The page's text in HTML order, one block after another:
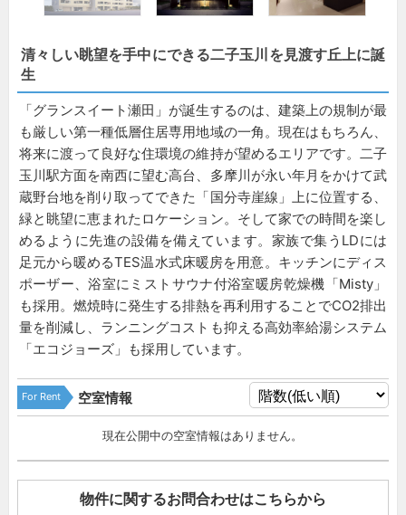
清々しい眺望を手中にできる二子玉川を見渡す丘上に誕
生
「グランスイート瀬田」が誕生するのは、建築上の規制が最
も厳しい第一種低層住居専用地域の一角。現在はもちろん、
将来に渡って良好な住環境の維持が望めるエリアです。二子
玉川駅方面を南西に望む高台、多摩川が永い年月をかけて武
蔵野台地を削り取ってできた「国分寺崖線」上に位置する、
緑と眺望に恵まれたロケーション。そして家での時間を楽し
めるように先進の設備を備えています。家族で集うLDには
足元から暖めるTES温水式床暖房を用意。キッチンにディス
ポーザー、浴室にミストサウナ付浴室暖房乾燥機「Misty」
も採用。燃焼時に発生する排熱を再利用することでCO2排出
量を削減し、ランニングコストも抑える高効率給湯システム
「エコジョーズ」も採用しています。
For Rent 空室情報
現在公開中の空室情報はありません。
物件に関するお問合わせはこちらから